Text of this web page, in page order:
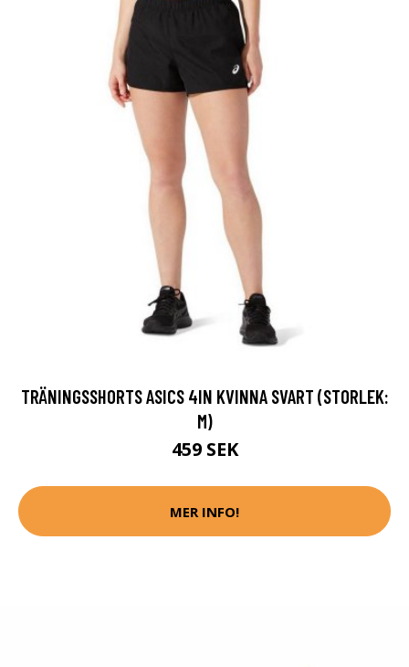
TRÄNINGSSHORTS ASICS 4IN KVINNA SVART (STORLEK:
M)
459 SEK
MER INFO!